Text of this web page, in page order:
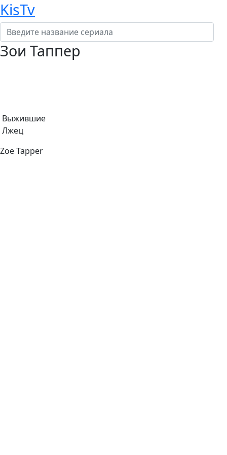
KisTv
Зои Таппер
Выжившие
Лжец
Zoe Tapper